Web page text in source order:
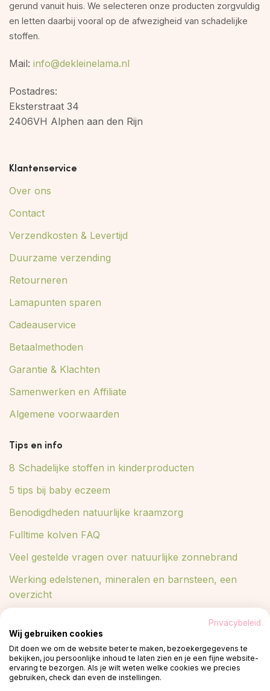
gerund vanuit huis. We selecteren onze producten zorgvuldig
en letten daarbij vooral op de afwezigheid van schadelijke
stoffen.
Mail: info@dekleinelama.nl
Postadres:
Eksterstraat 34
2406VH Alphen aan den Rijn
Klantenservice
Over ons
Contact
Verzendkosten & Levertijd
Duurzame verzending
Retourneren
Lamapunten sparen
Cadeauservice
Betaalmethoden
Garantie & Klachten
Samenwerken en Affiliate
Algemene voorwaarden
Tips en info
8 Schadelijke stoffen in kinderproducten
5 tips bij baby eczeem
Benodigdheden natuurlijke kraamzorg
Fulltime kolven FAQ
Veel gestelde vragen over natuurlijke zonnebrand
Werking edelstenen, mineralen en barnsteen, een
overzicht
Blog
Privacybeleid
Wij gebruiken cookies
Dit doen we om de website beter te maken, bezoekergegevens te
bekijken, jou persoonlijke inhoud te laten zien en je een fijne website-
ervaring te bezorgen. Als je wilt weten welke cookies we precies
gebruiken, check dan even de instellingen.